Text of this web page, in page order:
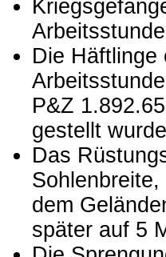
Die Häftlinge
P&Z
gestellt
Das
dem
später auf 5